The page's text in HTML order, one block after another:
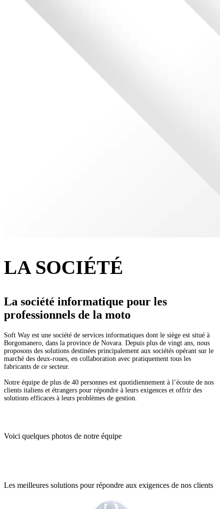
LA SOCIÉTÉ
La société informatique pour les
professionnels de la moto
Soft Way est une société de services informatiques dont le siège est situé à
Borgomanero, dans la province de Novara. Depuis plus de vingt ans, nous
proposons des solutions destinées principalement aux sociétés opérant sur le
marché des deux-roues, en collaboration avec pratiquement tous les
fabricants de ce secteur.
Notre équipe de plus de 40 personnes est quotidiennement à l’écoute de nos
clients italiens et étrangers pour répondre à leurs exigences et offrir des
solutions efficaces à leurs problèmes de gestion.
Voici quelques photos de notre équipe
Les meilleures solutions pour répondre aux exigences de nos clients